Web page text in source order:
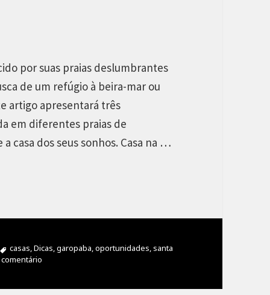
por suas praias deslumbrantes
de um refúgio à beira-mar ou
artigo apresentará três
em diferentes praias de
casa dos seus sonhos. Casa na …
Tags
casas,Dicas,garopaba,oportunidades,santa